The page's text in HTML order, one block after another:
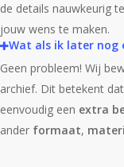
de details nauwkeurig
jouw wens te maken.
Wat als ik later nog
Geen probleem! Wij
archief. Dit betekent
eenvoudig een extra
ander formaat,